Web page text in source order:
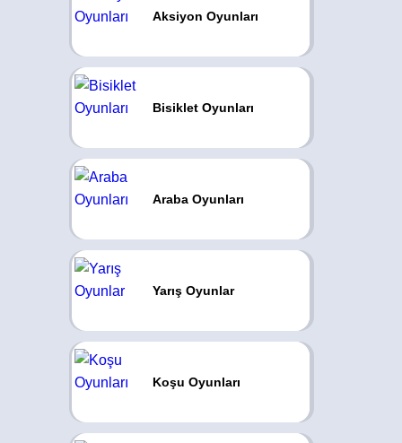
Aksiyon Oyunları
Bisiklet Oyunları
Araba Oyunları
Yarış Oyunlar
Koşu Oyunları